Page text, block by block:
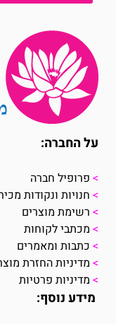
על החברה:
> פרופיל חברה
> חנויות ונקודות
> רשימת מוצרים
> מכתבי לקוחות
> כתבות ומאמרים
> מדיניות החזרת
> מדיניות פרטיות
מידע נוסף: